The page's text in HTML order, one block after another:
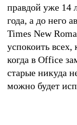
правдой уже 14
года, а до него
Times New
успокоить всех,
когда в Office
старые никуда
можно будет